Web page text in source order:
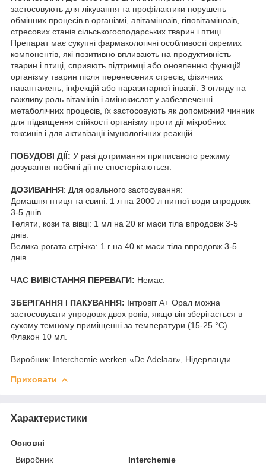
застосовують для лікування та профілактики порушень
обмінних процесів в організмі, авітамінозів, гіповітамінозів,
стресових станів сільськогосподарських тварин і птиці.
Препарат має сукупні фармакологічні особливості окремих
компонентів, які позитивно впливають на продуктивність
тварин і птиці, сприяють підтримці або оновленню функцій
організму тварин після перенесених стресів, фізичних
навантажень, інфекцій або паразитарної інвазії. З огляду на
важливу роль вітамінів і амінокислот у забезпеченні
метаболічних процесів, їх застосовують як допоміжний чинник
для підвищення стійкості організму проти дії мікробних
токсинів і для активізації імунологічних реакцій.
ПОБУДОВІ ДІЇ: У разі дотримання приписаного режиму
дозування побічні дії не спостерігаються.
ДОЗИВАННЯ: Для орального застосування:
Домашня птиця та свині: 1 л на 2000 л питної води впродовж
3-5 днів.
Теляти, кози та вівці: 1 мл на 20 кг маси тіла впродовж 3-5
днів.
Велика рогата стрічка: 1 г на 40 кг маси тіла впродовж 3-5
днів.
ЧАС ВИВІСТАННЯ ПЕРЕВАГИ: Немає.
ЗБЕРІГАННЯ І ПАКУВАННЯ: Інтровіт A+ Орал можна
застосовувати упродовж двох років, якщо він зберігається в
сухому темному приміщенні за температури (15-25 °C).
Флакон 10 мл.
Виробник: Interchemie werken «De Adelaar», Нідерланди
Приховати
Характеристики
Основні
Виробник
Interchemie